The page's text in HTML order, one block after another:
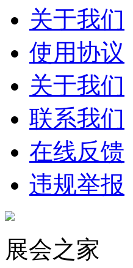
关于我们
使用协议
关于我们
联系我们
在线反馈
违规举报
展会之家